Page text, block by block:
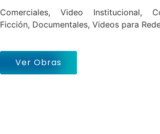
Comerciales, Video Institucional,
Ficción, Documentales, Videos para
Ver Obras